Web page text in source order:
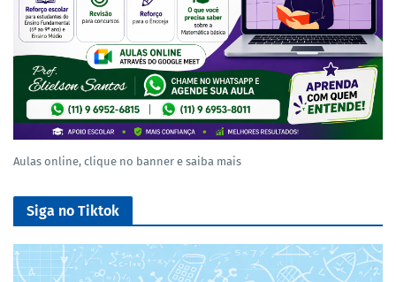
Aulas online, clique no banner e saiba mais
Siga no Tiktok